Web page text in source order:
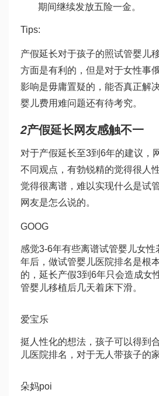
期间继续发放五险一金。
Tips:
产假延长对于孩子的照试管婴儿
方面是有利的，但是对于女性事
影响是毋庸置疑的，能否真正解
婴儿费用难问题还有待考究。
2产假延长网友感触不一
对于产假延长至3到6年的建议，
不同观点，有勃锐精的觉得很人
觉得很离谱，难以实现什么是试
网友是怎么说的。
GOOG
感觉3-6年有些离谱试管婴儿女性
年后， 做试管婴儿医院排名是根
的，延长产假3到6年只会造成女
管婴儿移植后几天着床 下滑。
爱宝乐
挺人性化的想法，孩子可以得到
儿医院排名 ，对于无人带孩子的
朵妈poi